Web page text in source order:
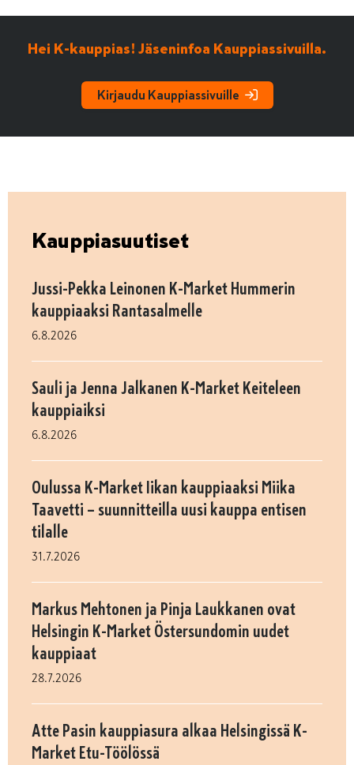
Hei K-kauppias! Jäseninfoa Kauppiassivuilla.
Kirjaudu Kauppiassivuille
Kauppiasuutiset
Jussi-Pekka Leinonen K-Market Hummerin
kauppiaaksi Rantasalmelle
6.8.2026
Sauli ja Jenna Jalkanen K-Market Keiteleen
kauppiaiksi
6.8.2026
Oulussa K-Market Iikan kauppiaaksi Miika
Taavetti – suunnitteilla uusi kauppa entisen
tilalle
31.7.2026
Markus Mehtonen ja Pinja Laukkanen ovat
Helsingin K-Market Östersundomin uudet
kauppiaat
28.7.2026
Atte Pasin kauppiasura alkaa Helsingissä K-
Market Etu-Töölössä